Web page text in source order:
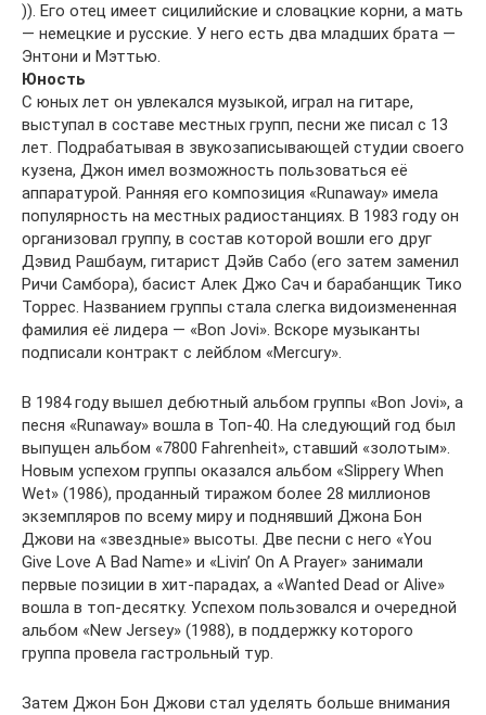
)). Его отец имеет сицилийские и словацкие корни, а мать
— немецкие и русские. У него есть два младших брата —
Энтони и Мэттью.
Юность
С юных лет он увлекался музыкой, играл на гитаре,
выступал в составе местных групп, песни же писал с 13
лет. Подрабатывая в звукозаписывающей студии своего
кузена, Джон имел возможность пользоваться её
аппаратурой. Ранняя его композиция «Runaway» имела
популярность на местных радиостанциях. В 1983 году он
организовал группу, в состав которой вошли его друг
Дэвид Рашбаум, гитарист Дэйв Сабо (его затем заменил
Ричи Самбора), басист Алек Джо Сач и барабанщик Тико
Торрес. Названием группы стала слегка видоизмененная
фамилия её лидера — «Bon Jovi». Вскоре музыканты
подписали контракт с лейблом «Mercury».
В 1984 году вышел дебютный альбом группы «Bon Jovi», а
песня «Runaway» вошла в Топ-40. На следующий год был
выпущен альбом «7800 Fahrenheit», ставший «золотым».
Новым успехом группы оказался альбом «Slippery When
Wet» (1986), проданный тиражом более 28 миллионов
экземпляров по всему миру и поднявший Джона Бон
Джови на «звездные» высоты. Две песни с него «You
Give Love A Bad Name» и «Livin’ On A Prayer» занимали
первые позиции в хит-парадах, а «Wanted Dead or Alive»
вошла в топ-десятку. Успехом пользовался и очередной
альбом «New Jersey» (1988), в поддержку которого
группа провела гастрольный тур.
Затем Джон Бон Джови стал уделять больше внимания